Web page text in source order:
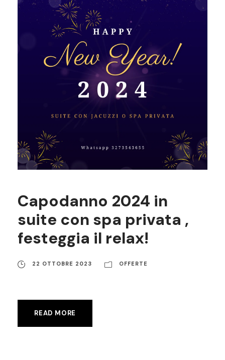
Capodanno 2024 in
suite con spa privata ,
festeggia il relax!
22 OTTOBRE 2023 OFFERTE
READ MORE